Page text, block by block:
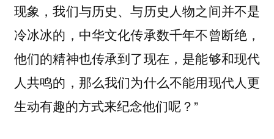
现象，我们与历史、与历史人物之间并不是
冷冰冰的，中华文化传承数千年不曾断绝，
他们的精神也传承到了现在，是能够和现代
人共鸣的，那么我们为什么不能用现代人更
生动有趣的方式来纪念他们呢？”